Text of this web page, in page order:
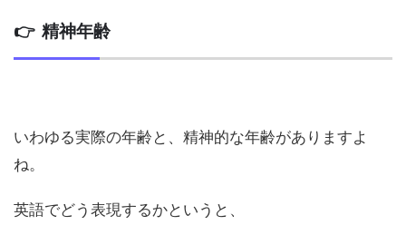
👉 精神年齢
いわゆる実際の年齢と、精神的な年齢がありますよ
ね。
英語でどう表現するかというと、